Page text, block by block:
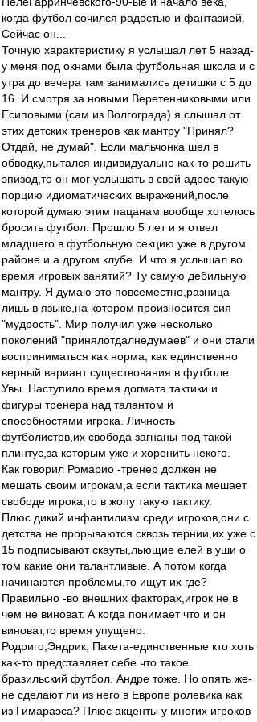
когда футбол сочился радостью и фантазией.
Сейчас он...
Точную характеристику я услышал лет 5 назад-
у меня под окнами была футбольная школа и с
утра до вечера там занимались детишки с 5 до
16. И смотря за новыми Веретенниковыми или
Есиповыми (сам из Волгограда) я слышал от
этих детских тренеров как мантру "Принял?
Отдай, не думай". Если мальчонка шел в
обводку,пытался индивидуально как-то решить
эпизод,то он мог услышать в свой адрес такую
порцию идиоматических выражений,после
которой думаю этим пацанам вообще хотелось
бросить футбол. Прошло 5 лет и я отвел
младшего в футбольную секцию уже в другом
районе и а другом клубе. И что я услышал во
время игровых занятий? Ту самую дебильную
мантру. Я думаю это повсеместно,разница
лишь в языке,на котором произносится сия
"мудрость". Мир получил уже несколько
поколений "принялотдалнедумаев" и они стали
восприниматься как норма, как единственно
верный вариант существования в футболе.
Увы. Наступило время догмата тактики и
фигуры тренера над талантом и
способностями игрока. Личность
футболистов,их свобода загнаны под такой
плинтус,за которым уже и хоронить некого.
Как говорил Ромарио -тренер должен не
мешать своим игрокам,а если тактика мешает
свободе игрока,то в жопу такую тактику.
Плюс дикий инфантилизм среди игроков,они с
детства не прорываются сквозь тернии,их уже с
15 подписывают скауты,льющие елей в уши о
том какие они талантливые. А потом когда
начинаются проблемы,то ищут их где?
Правильно -во внешних факторах,игрок не в
чем не виноват. А когда понимает что и он
виноват,то время упущено.
Родриго,Эндрик, Пакета-единственные кто хоть
как-то представляет себе что такое
бразильский футбол. Андре тоже. Но опять же-
не сделают ли из него в Европе ролевика как
из Гимараэса? Плюс акценты у многих игроков